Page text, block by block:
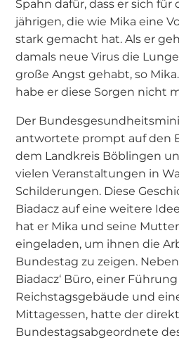
Spahn dafür, dass er sich für
jährigen, die wie Mika eine
stark gemacht hat. Als er
damals neue Virus die
große Angst gehabt, so
habe er diese Sorgen nicht
Der
antwortete prompt auf den
dem Landkreis Böblingen
vielen Veranstaltungen in
Schilderungen. Diese
Biadacz auf eine weitere
hat er Mika und seine
eingeladen, um ihnen die
Bundestag zu zeigen.
Biadacz‘ Büro, einer
Reichstagsgebäude und
Mittagessen, hatte der
Bundestagsabgeordnete